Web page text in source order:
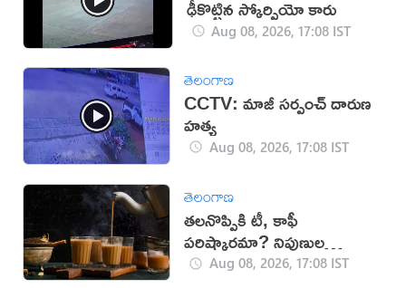
ఢీకొట్టిన స్కోర్పియో కారు
Aug 08, 2026, 17:08 IST
తెలంగాణ
CCTV: మాజీ సర్పంచ్ దారుణ
హత్య
Aug 08, 2026, 17:08 IST
తెలంగాణ
తలనొప్పికి టీ, కాఫీ
పరిష్కారమా? నిపుణుల
సూచనలు ఇవే!
Aug 08, 2026, 17:08 IST